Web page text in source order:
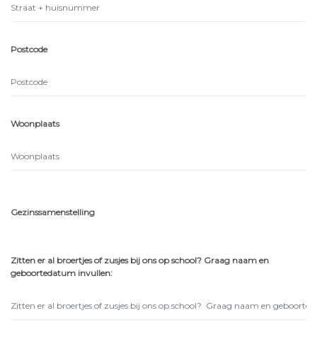
Postcode
Woonplaats
Gezinssamenstelling
Zitten er al broertjes of zusjes bij ons op school? Graag naam en
geboortedatum invullen: